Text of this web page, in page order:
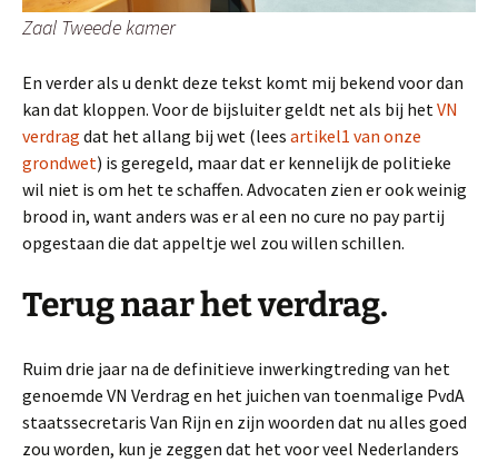
Zaal Tweede kamer
En verder als u denkt deze tekst komt mij bekend voor dan
kan dat kloppen. Voor de bijsluiter geldt net als bij hetVN
verdrag dat het allang bij wet (lees artikel1 van onze
grondwet) is geregeld, maar dat er kennelijk de politieke
wil niet is om het te schaffen. Advocaten zien er ook weinig
brood in, want anders was er al een no cure no pay partij
opgestaan die dat appeltje wel zou willen schillen.
Terug naar het verdrag.
Ruim drie jaar na de definitieve inwerkingtreding van het
genoemde VN Verdrag en het juichen van toenmalige PvdA
staatssecretaris Van Rijn en zijn woorden dat nu alles goed
zou worden, kun je zeggen dat het voor veel Nederlanders